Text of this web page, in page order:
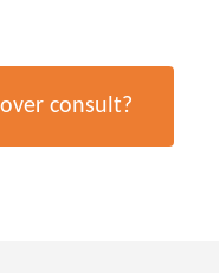
consult?